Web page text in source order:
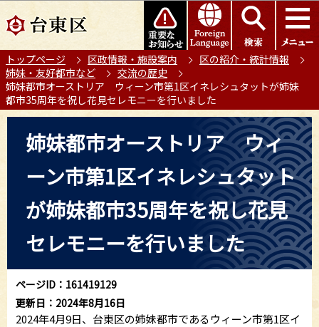
の
ー
ジ
の
先
このページの本文へ移動
トップページ 区政情報・施設案内
区の紹介・統計情報
姉妹・友好都市など
交流の歴史
姉妹都市オーストリア ウィーン市第1区イネレシュタットが姉妹
都市35周年を祝し花見セレモニーを行いました
姉妹都市オーストリア ウィ
ーン市第1区イネレシュタット
が姉妹都市35周年を祝し花見
セレモニーを行いました
ページID：161419129
更新日：2024年8月16日
2024年4月9日、台東区の姉妹都市であるウィーン市第1区イ